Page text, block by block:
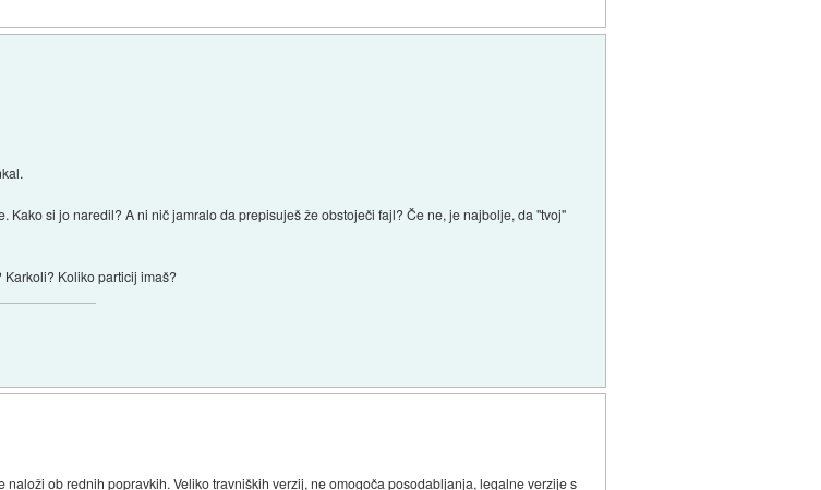
Kako si jo naredil? A ni nič jamralo da prepisuješ že obstoječi fajl? Če ne, je najbolje, da "tvoj"
Koliko particij imaš?
ob rednih popravkih. Veliko travniških verzij, ne omogoča posodabljanja, legalne verzije s